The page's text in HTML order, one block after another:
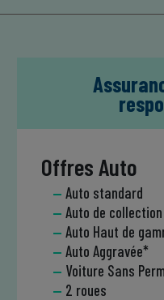
Offres Auto
Auto standard
Auto de collection
Auto Haut de
Auto Aggravée*
Voiture Sans
2 roues